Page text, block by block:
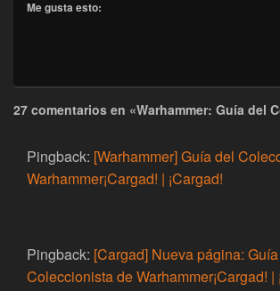
Me gusta esto:
27 comentarios en «Warhammer: Guía del
Pingback: [Warhammer] Guía del
Warhammer¡Cargad! | ¡Cargad!
Pingback: [Cargad] Nueva página:
Coleccionista de Warhammer¡Cargad! |